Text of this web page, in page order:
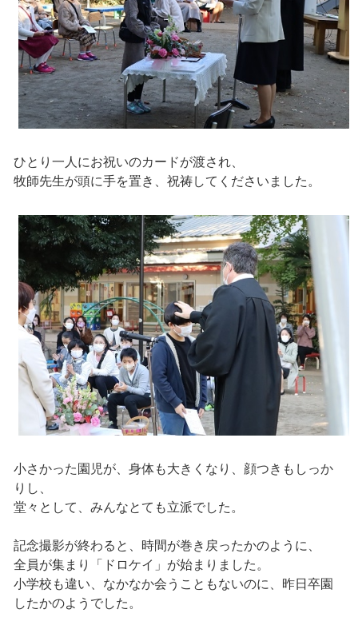
ひとり一人にお祝いのカードが渡され、
牧師先生が頭に手を置き、祝祷してくださいました。
小さかった園児が、身体も大きくなり、顔つきもしっか
りし、
堂々として、みんなとても立派でした。
記念撮影が終わると、時間が巻き戻ったかのように、
全員が集まり「ドロケイ」が始まりました。
小学校も違い、なかなか会うこともないのに、昨日卒園
したかのようでした。